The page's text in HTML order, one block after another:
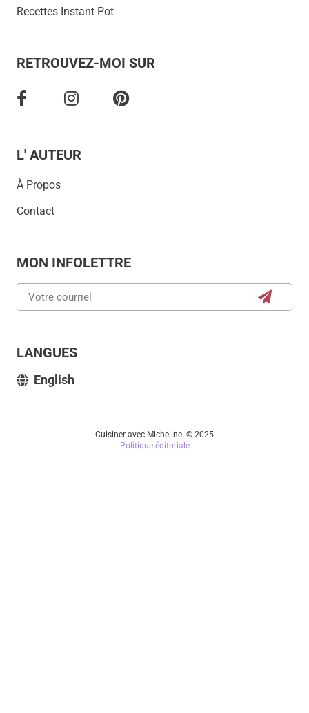
Recettes Instant Pot
RETROUVEZ-MOI SUR
L' AUTEUR
À Propos
Contact
MON INFOLETTRE
LANGUES
English
Cuisiner avec Micheline © 2025
Politique éditoriale